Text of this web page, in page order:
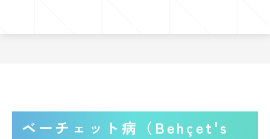
ベーチェット病（Behçet's